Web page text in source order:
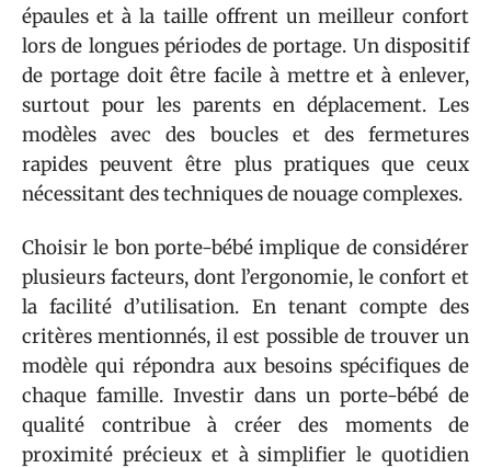
épaules et à la taille offrent un meilleur confort
lors de longues périodes de portage. Un dispositif
de portage doit être facile à mettre et à enlever,
surtout pour les parents en déplacement. Les
modèles avec des boucles et des fermetures
rapides peuvent être plus pratiques que ceux
nécessitant des techniques de nouage complexes.
Choisir le bon porte-bébé implique de considérer
plusieurs facteurs, dont l’ergonomie, le confort et
la facilité d’utilisation. En tenant compte des
critères mentionnés, il est possible de trouver un
modèle qui répondra aux besoins spécifiques de
chaque famille. Investir dans un porte-bébé de
qualité contribue à créer des moments de
proximité précieux et à simplifier le quotidien